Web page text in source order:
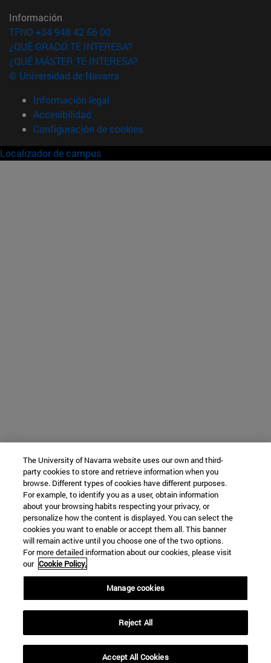
Información
TFNO +34 948 42 56 00
¿QUÉ GRADO TE INTERESA?
¿QUÉ MÁSTER TE INTERESA?
© Universidad de Navarra
Información legal
Accesibilidad
Configuración de cookies
Localizador de campus
The University of Navarra website uses our own and third-
party cookies to store and retrieve information when you
browse. Different types of cookies have different purposes.
For example, to identify you as a user, obtain information
about your browsing habits respecting your privacy, or
personalize how the content is displayed. You can select the
cookies you want to enable or accept them all. This banner
will remain active until you choose one of the two options.
For more detailed information about our cookies, please visit
our Cookie Policy.
Manage cookies
Reject All
Accept All Cookies